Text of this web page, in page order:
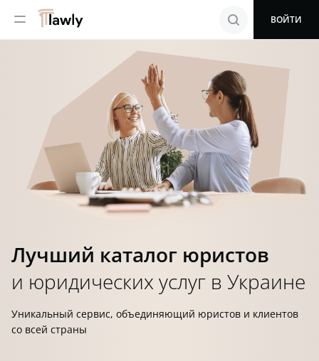
menu search ВОЙТИ
Лучший каталог юристов
и юридических услуг в Украине
Уникальный сервис, объединяющий юристов и клиентов
со всей страны